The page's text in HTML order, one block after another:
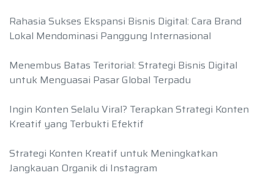
Rahasia Sukses Ekspansi Bisnis Digital: Cara Brand
Lokal Mendominasi Panggung Internasional
Menembus Batas Teritorial: Strategi Bisnis Digital
untuk Menguasai Pasar Global Terpadu
Ingin Konten Selalu Viral? Terapkan Strategi Konten
Kreatif yang Terbukti Efektif
Strategi Konten Kreatif untuk Meningkatkan
Jangkauan Organik di Instagram